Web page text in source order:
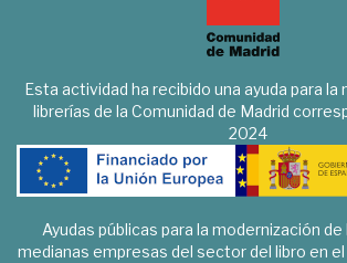
Esta actividad ha recibido una ayuda para la
librerías de la Comunidad de Madrid
2024
Ayudas públicas para la modernización
medianas empresas del sector del libro en